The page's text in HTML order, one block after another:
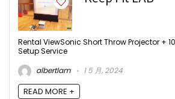
Rental ViewSonic Short Throw Projector +
Setup Service
albertlam
1 5 月, 2024
READ MORE +